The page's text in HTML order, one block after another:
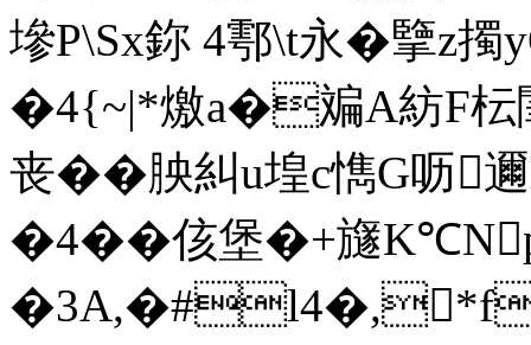
墋P\Sx鉨 4鄠\t永�擥
�4{~|*燩a�斒A紡F枟
丧��胦糾u堭c懏G呖
�4� �侅堡�+ 旞
�